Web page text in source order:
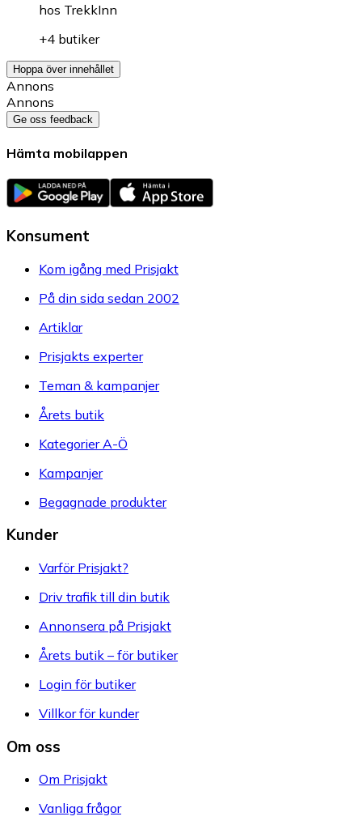
hos TrekkInn
+4 butiker
Hoppa över innehållet
Annons
Annons
Ge oss feedback
Hämta mobilappen
Konsument
Kom igång med Prisjakt
På din sida sedan 2002
Artiklar
Prisjakts experter
Teman & kampanjer
Årets butik
Kategorier A-Ö
Kampanjer
Begagnade produkter
Kunder
Varför Prisjakt?
Driv trafik till din butik
Annonsera på Prisjakt
Årets butik – för butiker
Login för butiker
Villkor för kunder
Om oss
Om Prisjakt
Vanliga frågor